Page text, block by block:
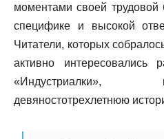
моментами своей трудовой
специфике и высокой
Читатели, которых
активно интересовались
девяностотрехлетнюю